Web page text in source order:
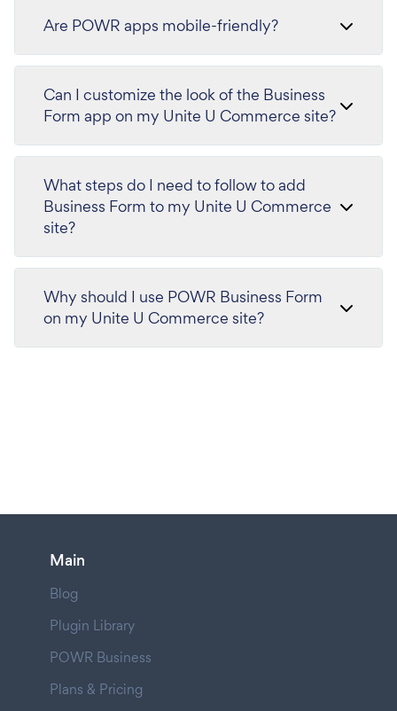
Are POWR apps mobile-friendly?
Can I customize the look of the Business
Form app on my Unite U Commerce site?
What steps do I need to follow to add
Business Form to my Unite U Commerce
site?
Why should I use POWR Business Form
on my Unite U Commerce site?
Main
Blog
Plugin Library
POWR Business
Plans & Pricing